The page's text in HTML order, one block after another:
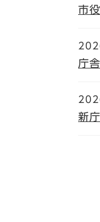
市
庁
新